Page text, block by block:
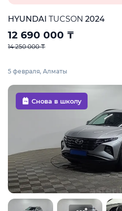
HYUNDAI TUCSON 2024
12 690 000 ₸
14 250 000 ₸
5 февраля, Алматы
Снова в школу
Для этого авто доступен
Предоставим подробную
техническое состояние,
юридическая проверка по
Купить отчёт